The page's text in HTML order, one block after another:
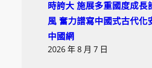
時誇大 施展多重國度成長
風 奮力譜寫中國式古代化
中國網
2026 年 8 月 7 日